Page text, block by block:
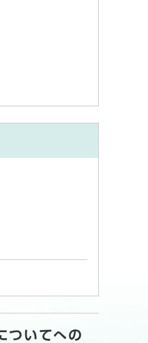
ついてへの